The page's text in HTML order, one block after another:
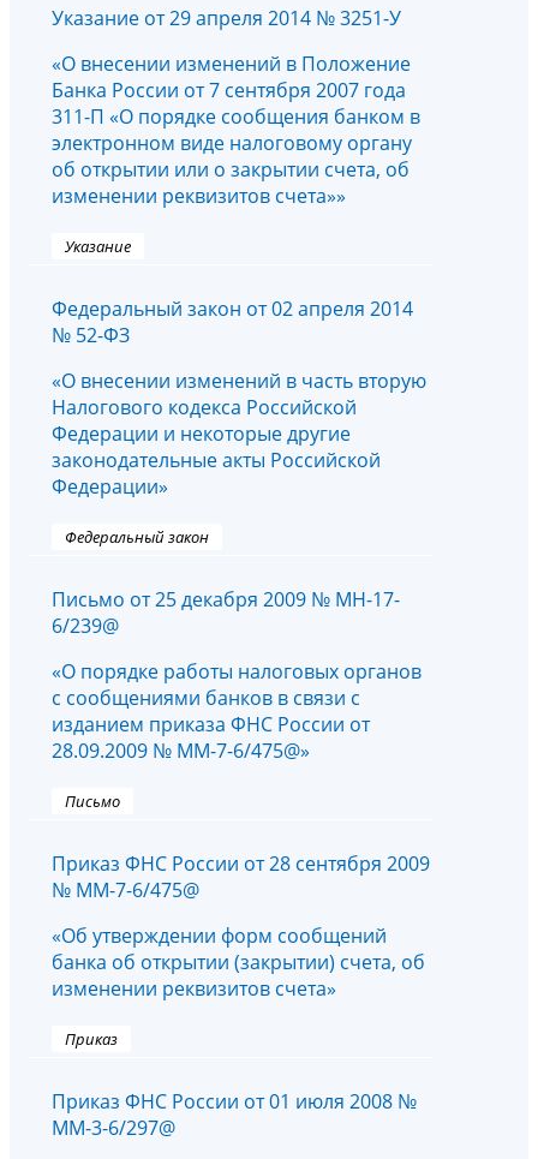
Указание от 29 апреля 2014 № 3251-У
«О внесении изменений в Положение
Банка России от 7 сентября 2007 года
311-П «О порядке сообщения банком в
электронном виде налоговому органу
об открытии или о закрытии счета, об
изменении реквизитов счета»»
Указание
Федеральный закон от 02 апреля 2014
№ 52-ФЗ
«О внесении изменений в часть вторую
Налогового кодекса Российской
Федерации и некоторые другие
законодательные акты Российской
Федерации»
Федеральный закон
Письмо от 25 декабря 2009 № МН-17-
6/239@
«О порядке работы налоговых органов
с сообщениями банков в связи с
изданием приказа ФНС России от
28.09.2009 № ММ-7-6/475@»
Письмо
Приказ ФНС России от 28 сентября 2009
№ ММ-7-6/475@
«Об утверждении форм сообщений
банка об открытии (закрытии) счета, об
изменении реквизитов счета»
Приказ
Приказ ФНС России от 01 июля 2008 №
ММ-3-6/297@